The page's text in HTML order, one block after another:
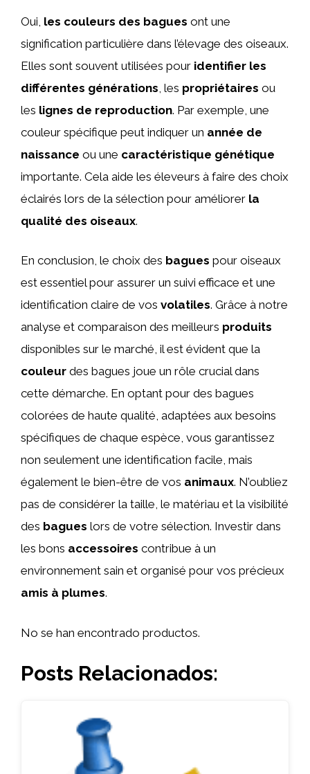
Oui, les couleurs des bagues ont une
signification particulière dans l’élevage des oiseaux.
Elles sont souvent utilisées pour identifier les
différentes générations , les propriétaires ou
les lignes de reproduction. Par exemple, une
couleur spécifique peut indiquer un année de
naissance ou une caractéristique génétique
importante. Cela aide les éleveurs à faire des choix
éclairés lors de la sélection pour améliorer la
qualité des oiseaux.
En conclusion, le choix des bagues pour oiseaux
est essentiel pour assurer un suivi efficace et une
identification claire de vos volatiles. Grâce à notre
analyse et comparaison des meilleurs produits
disponibles sur le marché, il est évident que la
couleur des bagues joue un rôle crucial dans
cette démarche. En optant pour des bagues
colorées de haute qualité, adaptées aux besoins
spécifiques de chaque espèce, vous garantissez
non seulement une identification facile, mais
également le bien-être de vos animaux. N’oubliez
pas de considérer la taille, le matériau et la visibilité
des bagues lors de votre sélection. Investir dans
les bons accessoires contribue à un
environnement sain et organisé pour vos précieux
amis à plumes.
No se han encontrado productos.
Posts Relacionados: